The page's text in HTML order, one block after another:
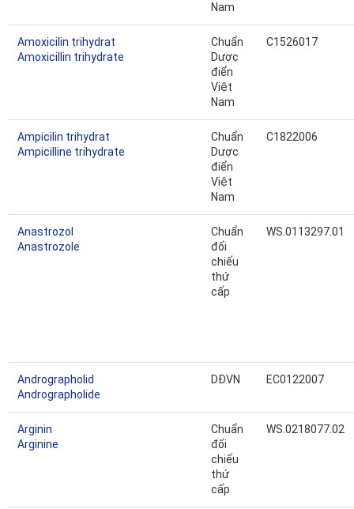
Nam
Amoxicilin trihydrat
Amoxicillin trihydrate
Chuẩn
Dược
điển
Việt
Nam
C1526017
Ampicilin trihydrat
Ampicilline trihydrate
Chuẩn
Dược
điển
Việt
Nam
C1822006
Anastrozol
Anastrozole
Chuẩn
đối
chiếu
thứ
cấp
WS.0113297.01
Andrographolid
Andrographolide
DĐVN EC0122007
Arginin
Arginine
Chuẩn
đối
chiếu
thứ
cấp
WS.0218077.02